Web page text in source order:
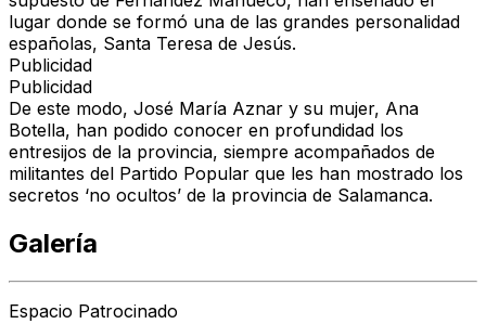
lugar donde se formó una de las grandes personalidad
españolas, Santa Teresa de Jesús.
Publicidad
Publicidad
De este modo, José María Aznar y su mujer, Ana
Botella, han podido conocer en profundidad los
entresijos de la provincia, siempre acompañados de
militantes del Partido Popular que les han mostrado los
secretos ‘no ocultos’ de la provincia de Salamanca.
Galería
Espacio Patrocinado